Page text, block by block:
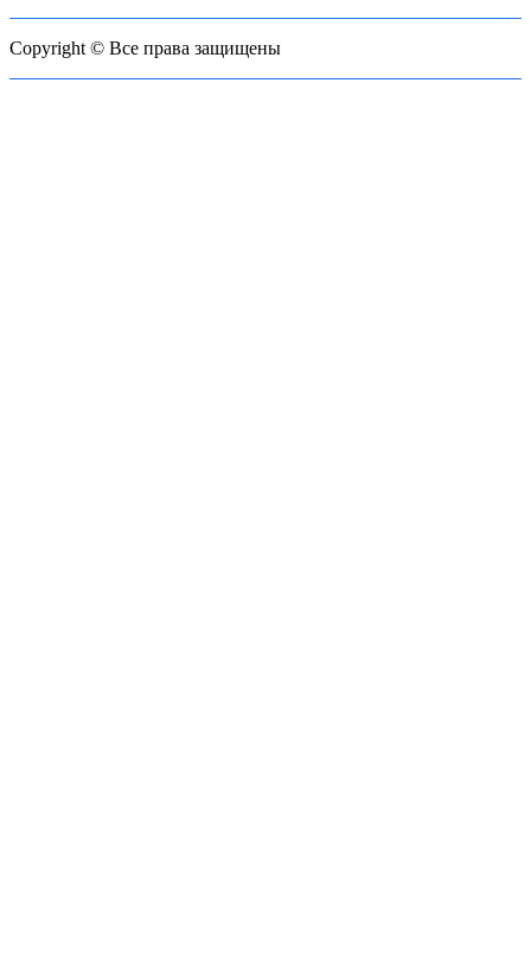
Copyright © Все права защищены